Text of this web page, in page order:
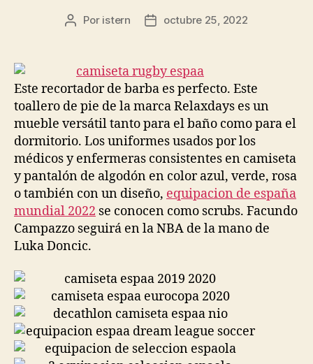
Autor
entrada
Por istern
Fecha
entrada
octubre 25, 2022
Este recortador de barba es perfecto. Este
toallero de pie de la marca Relaxdays es un
mueble versátil tanto para el baño como para el
dormitorio. Los uniformes usados por los
médicos y enfermeras consistentes en camiseta
y pantalón de algodón en color azul, verde, rosa
o también con un diseño, equipacion de españa
mundial 2022 se conocen como scrubs. Facundo
Campazzo seguirá en la NBA de la mano de
Luka Doncic.